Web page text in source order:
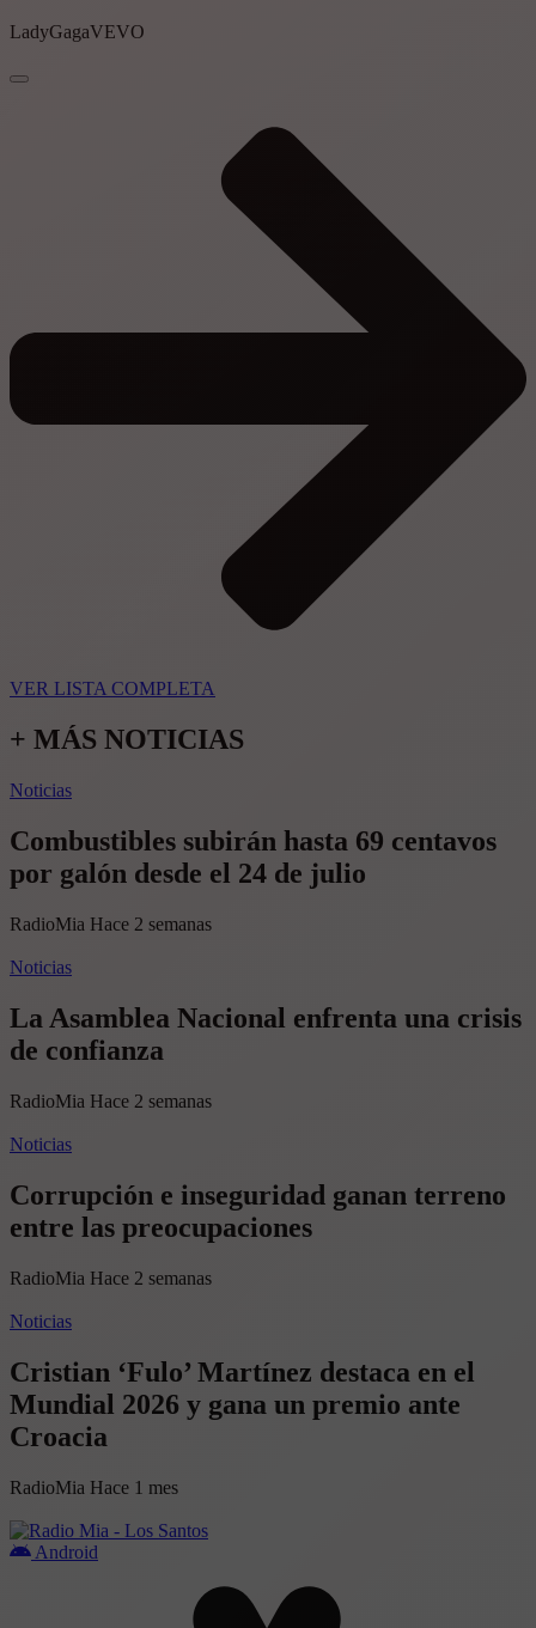
LadyGagaVEVO
VER LISTA COMPLETA
+ MÁS NOTICIAS
Noticias
Combustibles subirán hasta 69 centavos
por galón desde el 24 de julio
RadioMia Hace 2 semanas
Noticias
La Asamblea Nacional enfrenta una crisis
de confianza​
RadioMia Hace 2 semanas
Noticias
Corrupción e inseguridad ganan terreno
entre las preocupaciones
RadioMia Hace 2 semanas
Noticias
Cristian ‘Fulo’ Martínez destaca en el
Mundial 2026 y gana un premio ante
Croacia
RadioMia Hace 1 mes
Android